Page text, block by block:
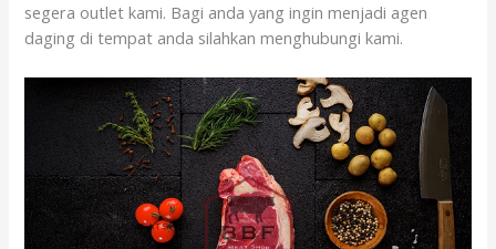
segera outlet kami. Bagi anda yang ingin menjadi agen
daging di tempat anda silahkan menghubungi kami.